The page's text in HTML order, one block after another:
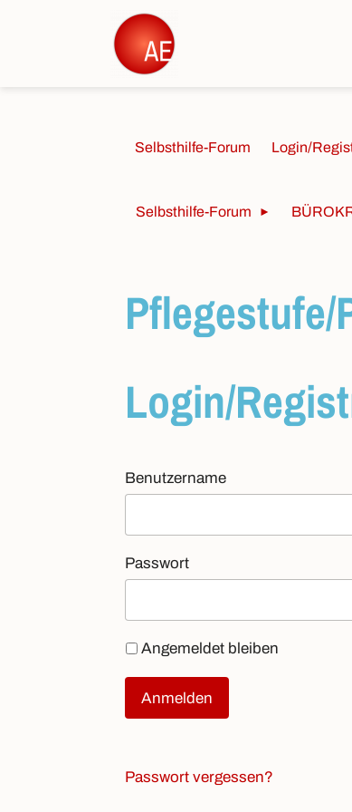
Selbsthilfe-Forum Login/
Selbsthilfe-Forum
Pflegestufe/
Login/
Benutzername
Passwort
Angemeldet bleiben
Anmelden
Passwort vergessen?